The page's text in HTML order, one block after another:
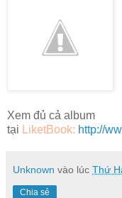
Xem đủ cả album
tại LiketBook: http://
Unknown vào lúc Thứ
Chia sẻ